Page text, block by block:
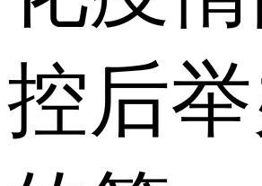
控后